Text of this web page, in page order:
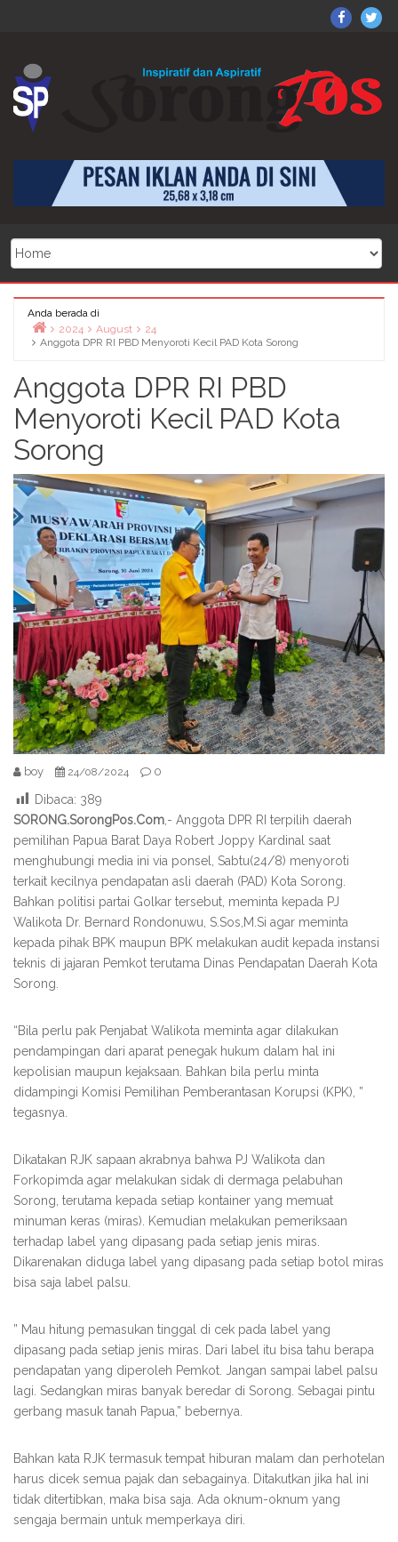
Anda berada di
Home
2024 August
24
Anggota DPR RI PBD Menyoroti Kecil PAD Kota Sorong
Anggota DPR RI PBD
Menyoroti Kecil PAD Kota
Sorong
boy 24/08/2024 0
Dibaca: 389
SORONG.SorongPos.Com ,- Anggota DPR RI terpilih daerah
pemilihan Papua Barat Daya Robert Joppy Kardinal saat
menghubungi media ini via ponsel, Sabtu(24/8) menyoroti
terkait kecilnya pendapatan asli daerah (PAD) Kota Sorong.
Bahkan politisi partai Golkar tersebut, meminta kepada PJ
Walikota Dr. Bernard Rondonuwu, S.Sos,M.Si agar meminta
kepada pihak BPK maupun BPK melakukan audit kepada instansi
teknis di jajaran Pemkot terutama Dinas Pendapatan Daerah Kota
Sorong.
“Bila perlu pak Penjabat Walikota meminta agar dilakukan
pendampingan dari aparat penegak hukum dalam hal ini
kepolisian maupun kejaksaan. Bahkan bila perlu minta
didampingi Komisi Pemilihan Pemberantasan Korupsi (KPK), ”
tegasnya.
Dikatakan RJK sapaan akrabnya bahwa PJ Walikota dan
Forkopimda agar melakukan sidak di dermaga pelabuhan
Sorong, terutama kepada setiap kontainer yang memuat
minuman keras (miras). Kemudian melakukan pemeriksaan
terhadap label yang dipasang pada setiap jenis miras.
Dikarenakan diduga label yang dipasang pada setiap botol miras
bisa saja label palsu.
” Mau hitung pemasukan tinggal di cek pada label yang
dipasang pada setiap jenis miras. Dari label itu bisa tahu berapa
pendapatan yang diperoleh Pemkot. Jangan sampai label palsu
lagi. Sedangkan miras banyak beredar di Sorong. Sebagai pintu
gerbang masuk tanah Papua,” bebernya.
Bahkan kata RJK termasuk tempat hiburan malam dan perhotelan
harus dicek semua pajak dan sebagainya. Ditakutkan jika hal ini
tidak ditertibkan, maka bisa saja. Ada oknum-oknum yang
sengaja bermain untuk memperkaya diri.